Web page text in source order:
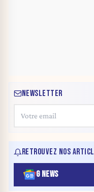
NEWSLETTER
RETROUVEZ NOS
G NEWS